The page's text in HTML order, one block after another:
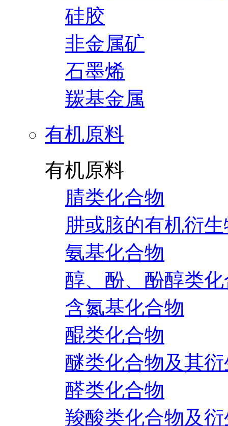
硅胶
非金属矿
石墨烯
羰基金属
有机原料
有机原料
腈类化合物
肼或胲的有机衍
氨基化合物
醇、酚、酚醇类
含氮基化合物
醌类化合物
醚类化合物及其
醛类化合物
羧酸类化合物及